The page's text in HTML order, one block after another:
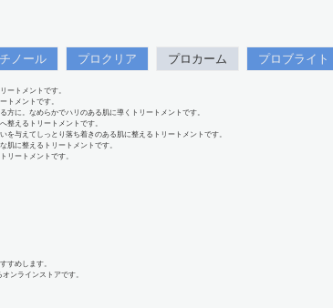
ノール プロクリア プロカーム プロブライト
ートメントです。
トメントです。
方に。なめらかでハリのある肌に導くトリートメントです。
整えるトリートメントです。
を与えてしっとり落ち着きのある肌に整えるトリートメントです。
肌に整えるトリートメントです。
リートメントです。
すめします。
ンラインストアです。